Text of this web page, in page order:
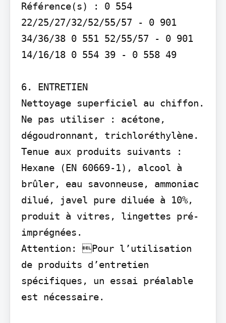
Référence(s) : 0 554
22/25/27/32/52/55/57 - 0 901
34/36/38 0 551 52/55/57 - 0 901
14/16/18 0 554 39 - 0 558 49
6. ENTRETIEN
Nettoyage superficiel au chiffon.
Ne pas utiliser : acétone,
dégoudronnant, trichloréthylène.
Tenue aux produits suivants :
Hexane (EN 60669-1), alcool à
brûler, eau savonneuse, ammoniac
dilué, javel pure diluée à 10%,
produit à vitres, lingettes pré-
imprégnées.
Attention: Pour l’utilisation
de produits d’entretien
spécifiques, un essai préalable
est nécessaire.